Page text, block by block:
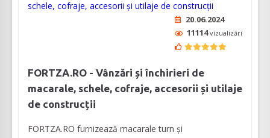
20.06.2024
11114vizualizări
FORTZA.RO - Vânzări și închirieri de
macarale, schele, cofraje, accesorii și utilaje
de construcții
FORTZA.RO furnizează macarale turn și